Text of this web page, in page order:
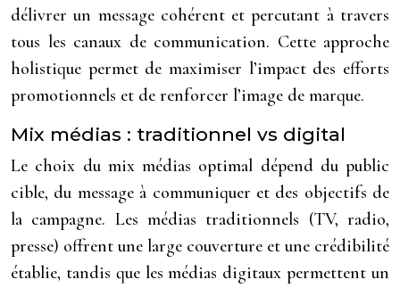
délivrer un message cohérent et percutant à travers
tous les canaux de communication. Cette approche
holistique permet de maximiser l’impact des efforts
promotionnels et de renforcer l’image de marque.
Mix médias : traditionnel vs digital
Le choix du mix médias optimal dépend du public
cible, du message à communiquer et des objectifs de
la campagne. Les médias traditionnels (TV, radio,
presse) offrent une large couverture et une crédibilité
établie, tandis que les médias digitaux permettent un